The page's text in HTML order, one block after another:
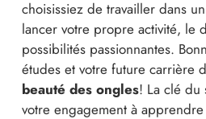
choisissiez de travailler dans
lancer votre propre activité, le
possibilités passionnantes.
études et votre future carrière
beauté des ongles! La clé du
votre engagement à